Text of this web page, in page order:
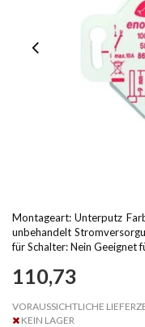
Montageart: Unterputz
unbehandelt
für Schalter: Nein Geeignet
110,73
VORAUSSICHTLICHE
KEIN LAGER